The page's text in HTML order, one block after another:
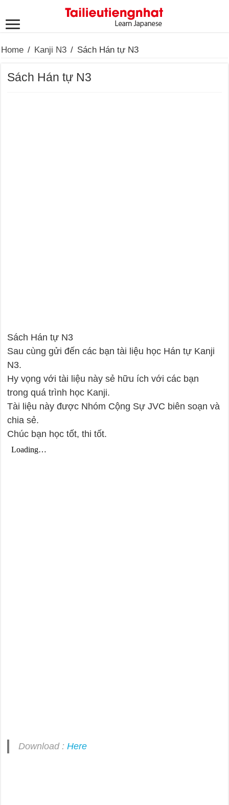
Home / Kanji N3 / Sách Hán tự N3
Sách Hán tự N3
Sách Hán tự N3
Sau cùng gửi đến các bạn tài liệu học Hán tự Kanji
N3.
Hy vọng với tài liệu này sẻ hữu ích với các bạn
trong quá trình học Kanji.
Tài liệu này được Nhóm Cộng Sự JVC biên soạn và
chia sẻ.
Chúc bạn học tốt, thi tốt.
Download :Here